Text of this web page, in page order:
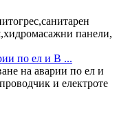
панели,
по ел и В ...
на аварии по ел и
и електроте